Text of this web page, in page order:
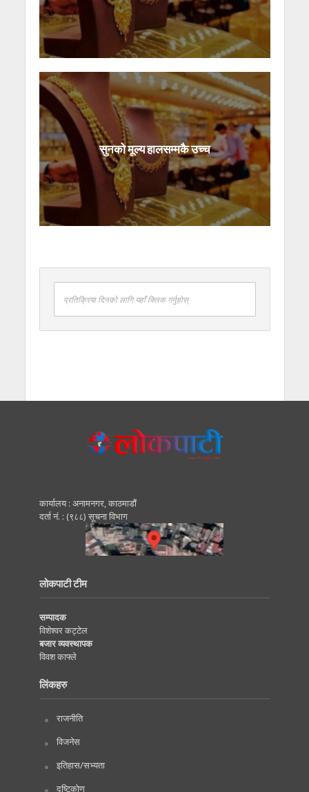
सुनको मूल्य हालसम्मकै उच्च
प्रतिक्रिया दिनको लागि यहाँ क्लिक गर्नुहोस्
कार्यालय : अनामनगर, काठमाडाैं
दर्ता नं. : (९८८) सूचना विभाग
लोकपाटी टीम
सम्पादक
विशेश्वर कट्टेल
बजार व्यवस्थापक
विवश काफ्ले
लिंकहरु
राजनीति
विजनेस
इतिहास/सभ्यता
दृष्टिकोण